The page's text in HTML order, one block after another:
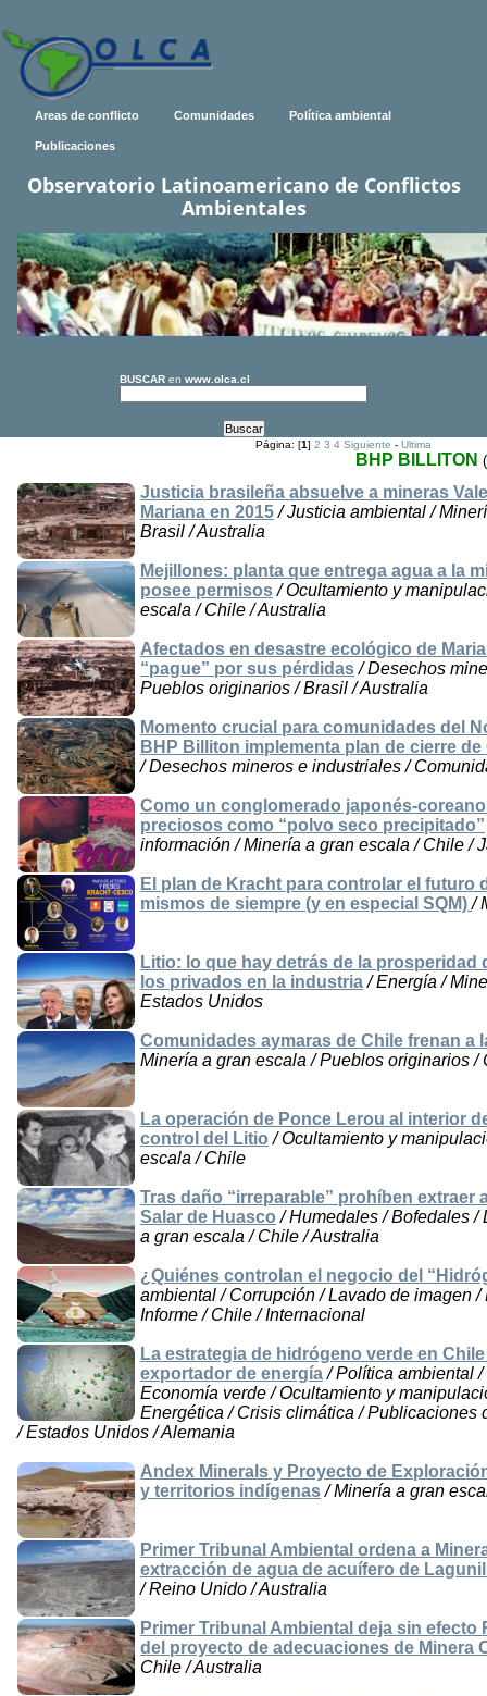
Areas de conflicto Comunidades Política ambiental
Publicaciones
Observatorio Latinoamericano de Conflictos
Ambientales
BUSCAR en www.olca.cl
Página: [1]2 3 4 Siguiente -Ultima
BHP BILLITON
Justicia brasileña absuelve a mineras
Mariana en 2015/ Justicia ambiental /
Brasil / Australia
Mejillones: planta que entrega agua a la
posee permisos/ Ocultamiento y
escala / Chile / Australia
Afectados en desastre ecológico de
“pague” por sus pérdidas/ Desechos
Pueblos originarios / Brasil / Australia
Momento crucial para comunidades del
BHP Billiton implementa plan de cierre
/ Desechos mineros e industriales /
Como un conglomerado japonés-
preciosos como “polvo seco precipitado”
información / Minería a gran escala / Chile /
El plan de Kracht para controlar el futuro
mismos de siempre (y en especial SQM)/
Litio: lo que hay detrás de la prosperidad
los privados en la industria/ Energía /
Estados Unidos
Comunidades aymaras de Chile frenan a
Minería a gran escala / Pueblos originarios /
La operación de Ponce Lerou al interior
control del Litio / Ocultamiento y
escala / Chile
Tras daño “irreparable” prohíben extraer
Salar de Huasco / Humedales / Bofedales /
a gran escala / Chile / Australia
¿Quiénes controlan el negocio del
ambiental / Corrupción / Lavado de imagen
Informe / Chile / Internacional
La estrategia de hidrógeno verde en
exportador de energía/ Política ambiental
Economía verde / Ocultamiento y
Energética / Crisis climática / Publicaciones
/ Estados Unidos / Alemania
Andex Minerals y Proyecto de
y territorios indígenas/ Minería a gran
Primer Tribunal Ambiental ordena a
extracción de agua de acuífero de
/ Reino Unido / Australia
Primer Tribunal Ambiental deja sin
del proyecto de adecuaciones de Minera
Chile / Australia